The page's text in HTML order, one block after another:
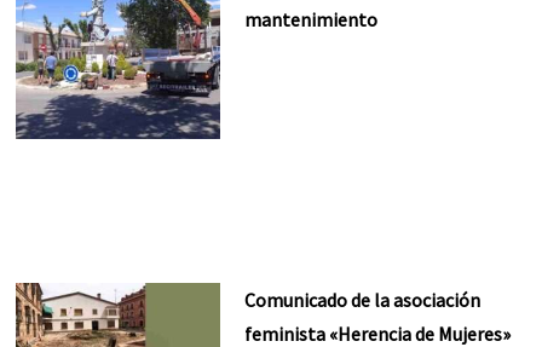
mantenimiento
Comunicado de la asociación
feminista «Herencia de Mujeres»